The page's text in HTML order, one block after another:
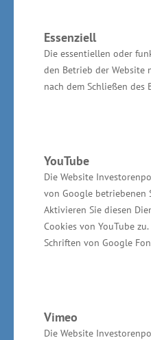
Essenziell
Die essentiellen oder
den Betrieb der Website
nach dem Schließen des
YouTube
Die Website
von Google betriebenen
Aktivieren Sie diesen
Cookies von YouTube
Schriften von Google
Vimeo
Die Website
M-V, die drei Industrie-
und die
Förderung erfolgt aus
Sozialfonds (ESF) im
14.000
Die eigenen
dabei ein wichtiger
eigenen
„Entscheidend ist es,
weiterzubilden, dass
Qualifikationen von
haben die